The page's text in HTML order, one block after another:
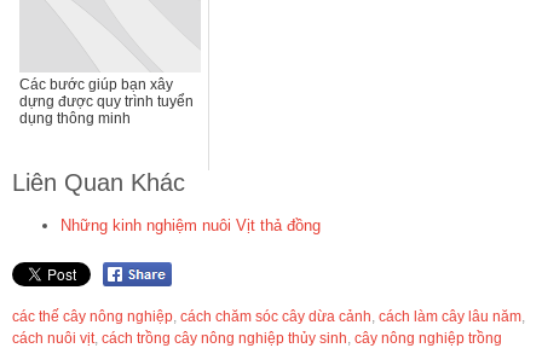
Các bước giúp bạn xây
dựng được quy trình tuyển
dụng thông minh
Liên Quan Khác
Những kinh nghiệm nuôi Vịt thả đồng
các thế cây nông nghiệp, cách chăm sóc cây dừa cảnh, cách làm cây lâu năm,
cách nuôi vịt, cách trồng cây nông nghiệp thủy sinh, cây nông nghiệp trồng